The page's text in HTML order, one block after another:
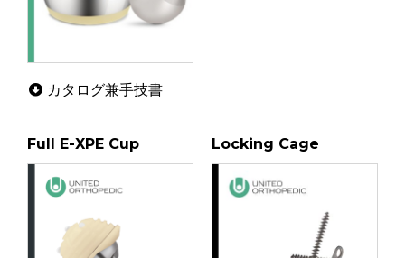
カタログ兼手技書
Full E-XPE Cup Locking Cage